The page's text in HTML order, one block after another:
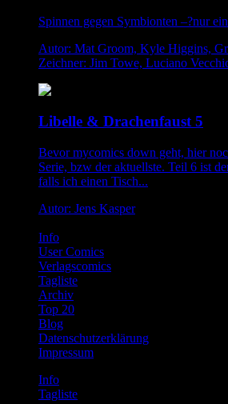
Spinnen gegen Symbionten –?nur
Autor: Mat Groom, Kyle Higgins,
Zeichner: Jim Towe, Luciano
Libelle & Drachenfaust 5
Bevor mycomics down geht, hier
Serie, bzw der aktuellste. Teil 6 ist
falls ich einen Tisch...
Autor: Jens Kasper
Info
User Comics
Verlagscomics
Tagliste
Archiv
Top 20
Blog
Datenschutzerklärung
Impressum
Info
Tagliste